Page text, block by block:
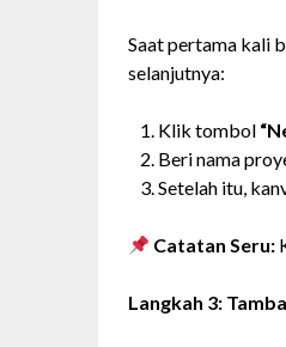
Saat pertama kali
selanjutnya:
Klik tombol
Beri nama
Setelah itu,
Catatan Seru:
Langkah 3: